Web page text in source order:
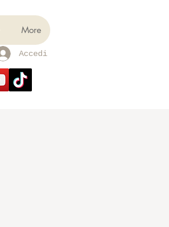
More
Accedi